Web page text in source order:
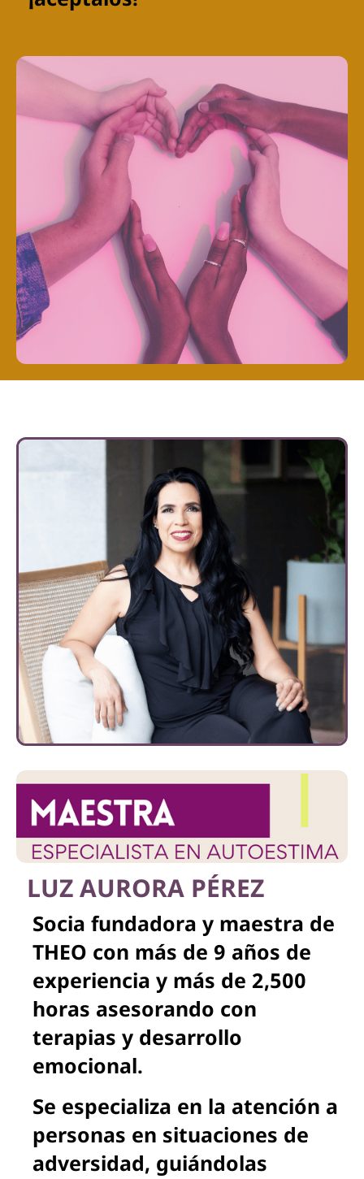
LUZ AURORA PÉREZ
Socia fundadora y maestra de
THEO con más de 9 años de
experiencia y más de 2,500
horas asesorando con
terapias y desarrollo
emocional.
Se especializa en la atención a
personas en situaciones de
adversidad, guiándolas